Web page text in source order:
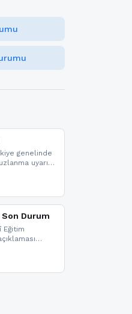
genelinde
uyarısı
Son Durum
Eğitim
edebilir ve